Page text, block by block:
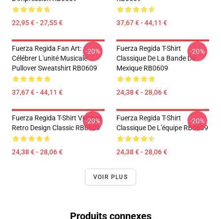
22,95 € - 27,55 € 37,67 € - 44,11 €
Fuerza Regida Fan Art:
Célébrer L'unité Musicale
Pullover Sweatshirt RB0609
37,67 € - 44,11 €
-20%
Fuerza Regida T-Shirt
Classique De La Bande Du
Mexique RB0609
24,38 € - 28,06 €
-20%
Fuerza Regida T-Shirt Vintage
Retro Design Classic RB0609
24,38 € - 28,06 €
-20%
Fuerza Regida T-Shirt
Classique De L'équipe RB0609
24,38 € - 28,06 €
-20%
VOIR PLUS
Produits connexes